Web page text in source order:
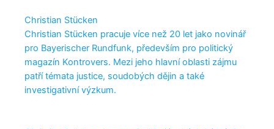
Christian Stücken
Christian Stücken pracuje více než 20 let jako novinář
pro Bayerischer Rundfunk, především pro politický
magazín Kontrovers. Mezi jeho hlavní oblasti zájmu
patří témata justice, soudobých dějin a také
investigativní výzkum.